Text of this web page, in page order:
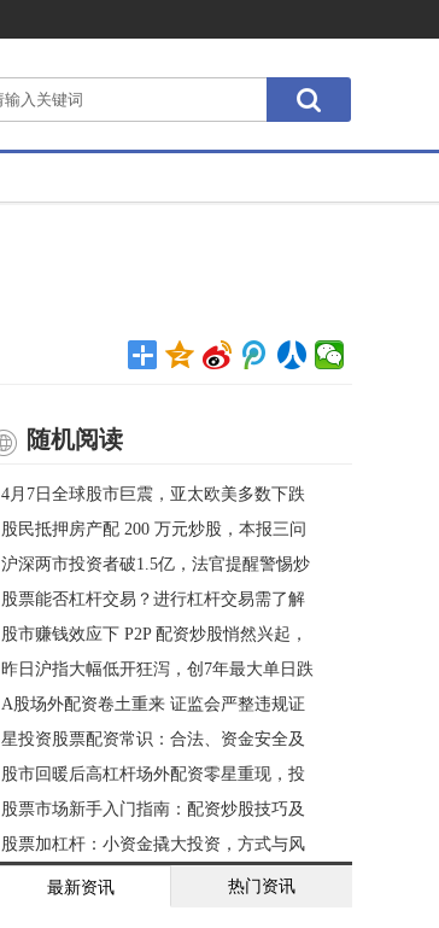
随机阅读
4月7日全球股市巨震，亚太欧美多数下跌
股民抵押房产配 200 万元炒股，本报三问
沪深两市投资者破1.5亿，法官提醒警惕炒
股票能否杠杆交易？进行杠杆交易需了解
股市赚钱效应下 P2P 配资炒股悄然兴起，
昨日沪指大幅低开狂泻，创7年最大单日跌
A股场外配资卷土重来 证监会严整违规证
星投资股票配资常识：合法、资金安全及
股市回暖后高杠杆场外配资零星重现，投
股票市场新手入门指南：配资炒股技巧及
股票加杠杆：小资金撬大投资，方式与风
最新资讯 热门资讯